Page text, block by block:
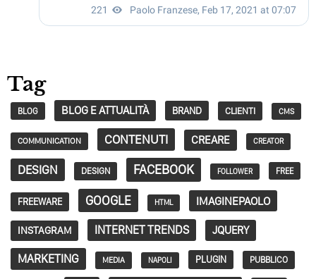
Tag
BLOG BLOG E ATTUALITÀ BRAND CLIENTI CMS
COMMUNICATION CONTENUTI CREARE CREATOR
DESIGN DESIGN FACEBOOK FOLLOWER FREE
FREEWARE GOOGLE HTML IMAGINEPAOLO
INSTAGRAM INTERNET TRENDS JQUERY
MARKETING MEDIA NAPOLI PLUGIN PUBBLICO